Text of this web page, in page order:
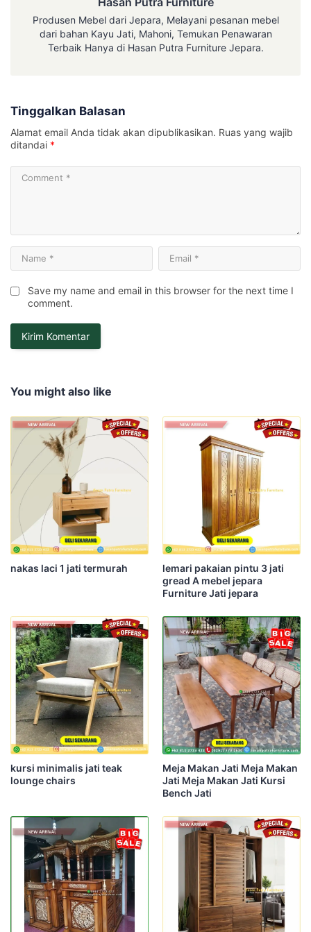
Produsen Mebel dari Jepara, Melayani pesanan mebel
dari bahan Kayu Jati, Mahoni, Temukan Penawaran
Terbaik Hanya di Hasan Putra Furniture Jepara.
Tinggalkan Balasan
Alamat email Anda tidak akan dipublikasikan. Ruas yang wajib
ditandai *
Save my name and email in this browser for the next time I
comment.
You might also like
nakas laci 1 jati termurah
lemari pakaian pintu 3 jati
gread A mebel jepara
Furniture Jati jepara
kursi minimalis jati teak
lounge chairs
Meja Makan Jati Meja Makan
Jati Meja Makan Jati Kursi
Bench Jati